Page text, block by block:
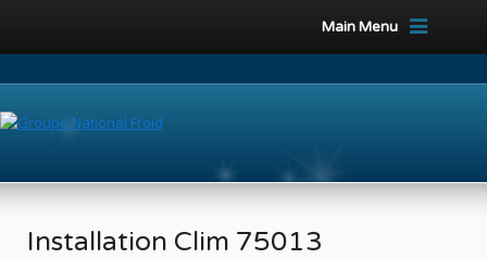
Main Menu
Installation Clim 75013